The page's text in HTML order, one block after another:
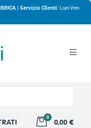
| Servizio Clienti: Lun-Ven
0
0,00 €